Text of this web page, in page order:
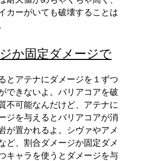
カーがいても破壊することは
か固定ダメージで
とアテナにダメージを１ずつ
できないよ。バリアコアを破
不可能なんだけど、アテナに
ジを与えるとバリアコアが消
が置かれるよ。シヴァやアメ
ど、割合ダメージか固定ダメ
キャラを使うとダメージを与